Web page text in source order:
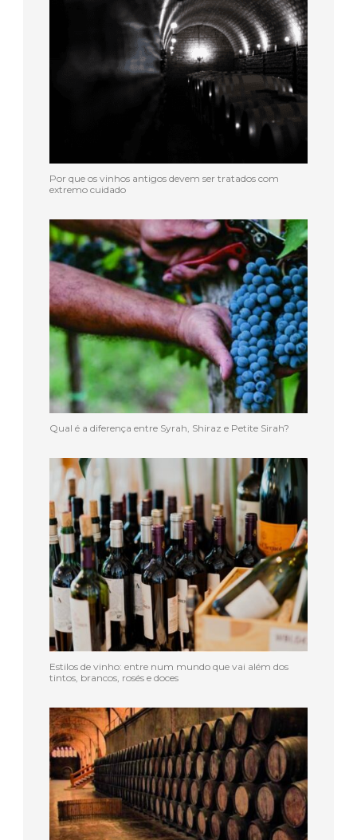
Por que os vinhos antigos devem ser tratados com
extremo cuidado
Qual é a diferença entre Syrah, Shiraz e Petite Sirah?
Estilos de vinho: entre num mundo que vai além dos
tintos, brancos, rosés e doces